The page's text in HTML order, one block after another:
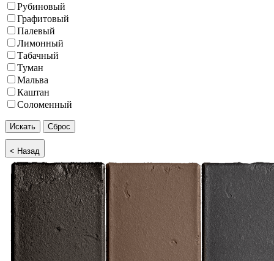
Рубиновый
Графитовый
Палевый
Лимонный
Табачный
Туман
Мальва
Каштан
Соломенный